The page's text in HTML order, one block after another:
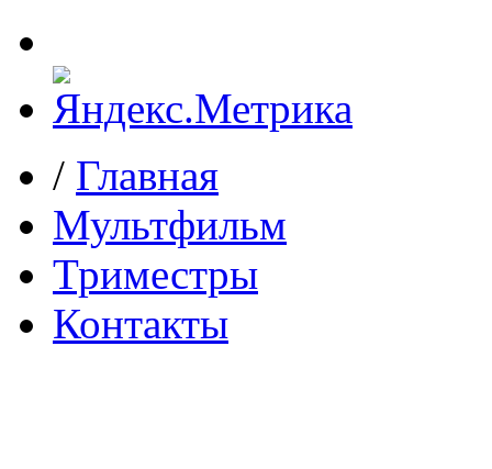
/ Главная
Мультфильм
Триместры
Контакты